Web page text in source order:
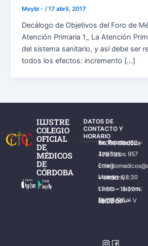
Meybi -/17 abril, 2017
Decálogo de Objetivos del Foro de
Atención Primaria 1_ La Atención
del sistema sanitario, y así debe ser
todos los efectos: incremento […]
ILUSTRE
COLEGIO
OFICIAL
DE
MÉDICOS
DE
CÓRDOBA
DATOS DE
CONTACTO Y
HORARIO
Av. Ronda de los Tejares, 32 – 14001 Córdoba
Teléfonos: 957 478 785
Email:
Lunes – Viernes: 08:30 – 14:30 h.
Lunes – Jueves: 17:00 – 19:30 h.
Del 15/06 al 15/09 de L – V de 08:00 – 15:00 h.